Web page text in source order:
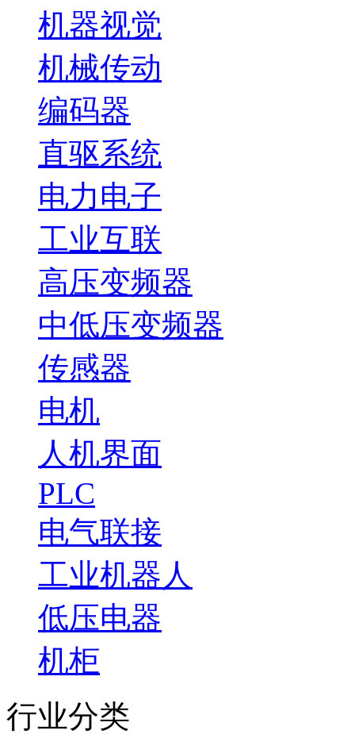
机器视觉
机械传动
编码器
直驱系统
电力电子
工业互联
高压变频器
中低压变频器
传感器
电机
人机界面
PLC
电气联接
工业机器人
低压电器
机柜
行业分类